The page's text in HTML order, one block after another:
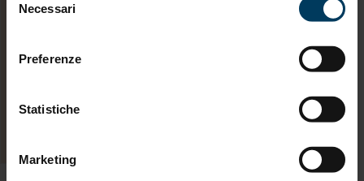
delNecessari
Preferenze
Statistiche
Marketing